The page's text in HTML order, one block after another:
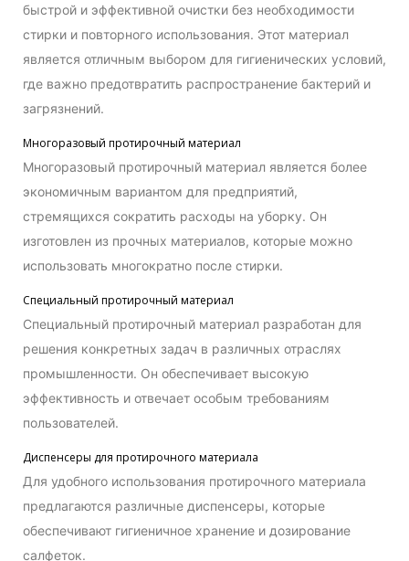
быстрой и эффективной очистки без необходимости
стирки и повторного использования. Этот материал
является отличным выбором для гигиенических условий,
где важно предотвратить распространение бактерий и
загрязнений.
Многоразовый протирочный материал
Многоразовый протирочный материал является более
экономичным вариантом для предприятий,
стремящихся сократить расходы на уборку. Он
изготовлен из прочных материалов, которые можно
использовать многократно после стирки.
Специальный протирочный материал
Специальный протирочный материал разработан для
решения конкретных задач в различных отраслях
промышленности. Он обеспечивает высокую
эффективность и отвечает особым требованиям
пользователей.
Диспенсеры для протирочного материала
Для удобного использования протирочного материала
предлагаются различные диспенсеры, которые
обеспечивают гигиеничное хранение и дозирование
салфеток.